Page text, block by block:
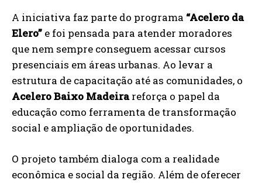
A iniciativa faz parte do programa “Acelero da
Elero” e foi pensada para atender moradores
que nem sempre conseguem acessar cursos
presenciais em áreas urbanas. Ao levar a
estrutura de capacitação até as comunidades, o
Acelero Baixo Madeirareforça o papel da
educação como ferramenta de transformação
social e ampliação de oportunidades.
O projeto também dialoga com a realidade
econômica e social da região. Além de oferecer